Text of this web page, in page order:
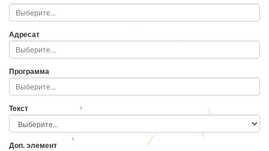
Адресат
Программа
Текст
Доп. элемент